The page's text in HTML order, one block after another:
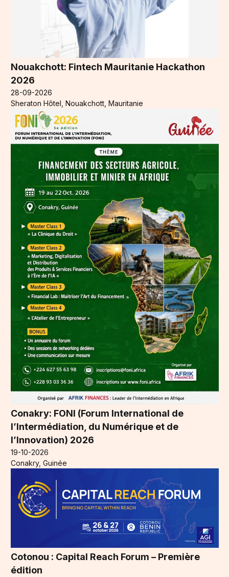
Nouakchott: Fintech Mauritanie Hackathon
2026
28-09-2026
Sheraton Hôtel, Nouakchott, Mauritanie
Conakry: FONI (Forum International de
l’Intermédiation, du Numérique et de
l’Innovation) 2026
19-10-2026
Conakry, Guinée
Cotonou : Capital Reach Forum – Première
édition